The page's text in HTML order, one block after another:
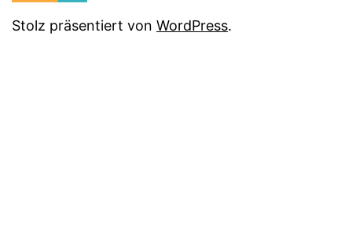
Stolz präsentiert von WordPress.